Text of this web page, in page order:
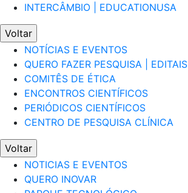
INTERCÂMBIO | EDUCATIONUSA
Voltar
NOTÍCIAS E EVENTOS
QUERO FAZER PESQUISA | EDITAIS
COMITÊS DE ÉTICA
ENCONTROS CIENTÍFICOS
PERIÓDICOS CIENTÍFICOS
CENTRO DE PESQUISA CLÍNICA
Voltar
NOTICIAS E EVENTOS
QUERO INOVAR